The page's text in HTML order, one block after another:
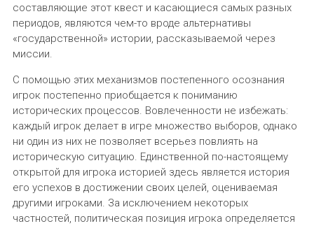
составляющие этот квест и касающиеся самых разных
периодов, являются чем-то вроде альтернативы
«государственной» истории, рассказываемой через
миссии.
С помощью этих механизмов постепенного осознания
игрок постепенно приобщается к пониманию
исторических процессов. Вовлеченности не избежать:
каждый игрок делает в игре множество выборов, однако
ни один из них не позволяет всерьез повлиять на
историческую ситуацию. Единственной по-настоящему
открытой для игрока историей здесь является история
его успехов в достижении своих целей, оцениваемая
другими игроками. За исключением некоторых
частностей, политическая позиция игрока определяется